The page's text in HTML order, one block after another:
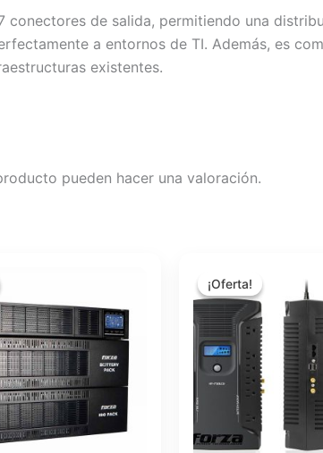
conectores de salida, permitiendo una
a entornos de TI. Además, es
existentes.
pueden hacer una valoración.
era:
es:
$4,124.58.
¡Oferta!
¡Oferta!
original
era:
$111.86.
actual
es: